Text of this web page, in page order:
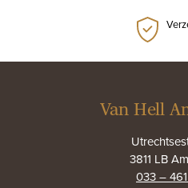
Van Hell
3811 LB
033 –